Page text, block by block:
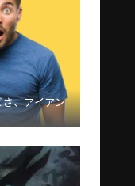
、アイアン